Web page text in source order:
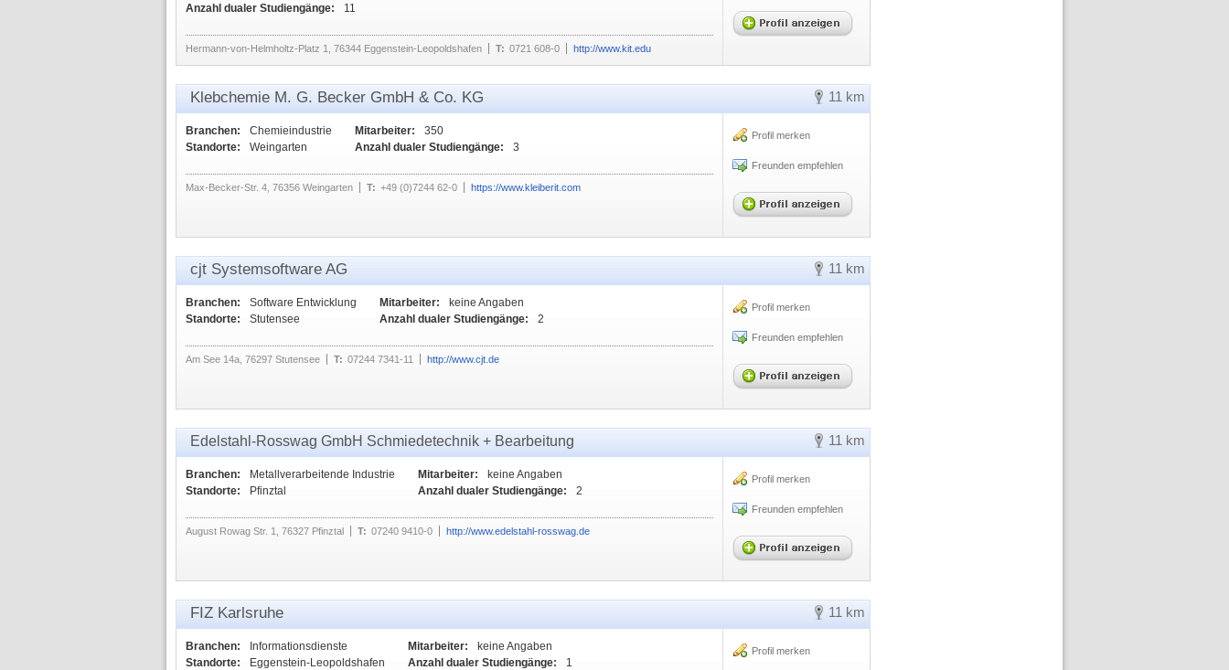
Anzahl dualer Studiengänge:
11
Hermann-von-Helmholtz-Platz 1, 76344 Eggenstein-Leopoldshafen T: 0721 608-0 http://www.kit.edu
11 km
Klebchemie M. G. Becker GmbH & Co. KG
Branchen:
Chemieindustrie
Standorte:
Weingarten
Mitarbeiter:
350
Anzahl dualer Studiengänge:
3
Max-Becker-Str. 4, 76356 Weingarten T: +49 (0)7244 62-0 https://www.kleiberit.com
Profil merken
Freunden empfehlen
11 km
cjt Systemsoftware AG
Branchen:
Software Entwicklung
Standorte:
Stutensee
Mitarbeiter:
keine Angaben
Anzahl dualer Studiengänge:
2
Am See 14a, 76297 Stutensee T: 07244 7341-11 http://www.cjt.de
Profil merken
Freunden empfehlen
11 km
Edelstahl-Rosswag GmbH Schmiedetechnik + Bearbeitung
Branchen:
Metallverarbeitende Industrie
Standorte:
Pfinztal
Mitarbeiter:
keine Angaben
Anzahl dualer Studiengänge:
2
August Rowag Str. 1, 76327 Pfinztal T: 07240 9410-0 http://www.edelstahl-rosswag.de
Profil merken
Freunden empfehlen
11 km
FIZ Karlsruhe
Branchen:
Informationsdienste
Standorte:
Eggenstein-Leopoldshafen
Mitarbeiter:
keine Angaben
Anzahl dualer Studiengänge:
1
Profil merken